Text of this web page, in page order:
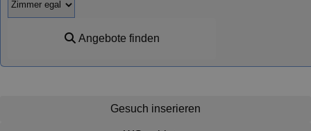
Angebote finden
Gesuch inserieren